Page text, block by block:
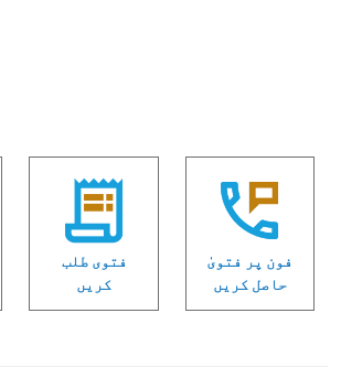
فون پر فتویٰ
حاصل کریں
فتوی طلب
کریں